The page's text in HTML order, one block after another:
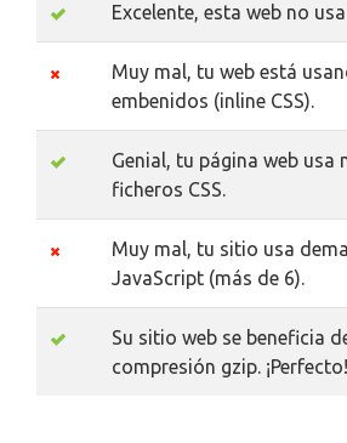
Excelente, esta web no
Muy mal, tu web está
embenidos (inline CSS).
Genial, tu página web usa
ficheros CSS.
Muy mal, tu sitio usa
JavaScript (más de 6).
Su sitio web se beneficia
compresión gzip. ¡Perfecto!